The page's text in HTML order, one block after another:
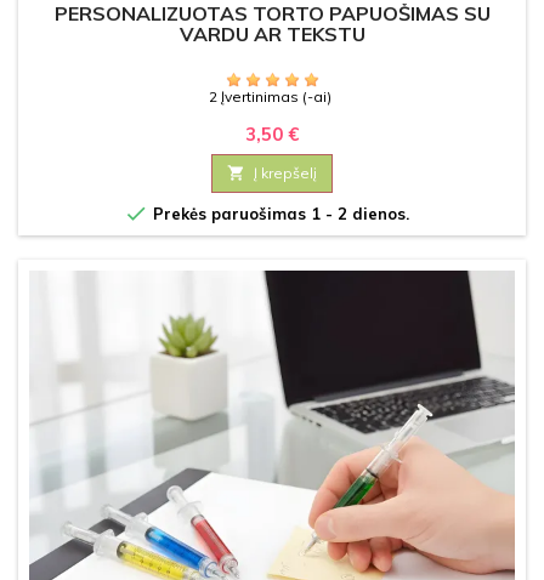
PERSONALIZUOTAS TORTO PAPUOŠIMAS SU
VARDU AR TEKSTU
2 Įvertinimas (-ai)
3,50 €
 Į krepšelį
 Prekės paruošimas 1 - 2 dienos.